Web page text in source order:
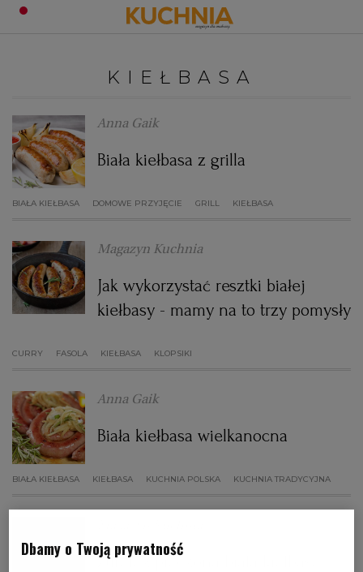
OBIADY
KOLACJE
DESERY
ZUPY
CIASTA
NAPOJE
DRÓB
HALLOWEEN
BOŻE NARODZENIE
KARNAWAŁ
WIELKANOC
WALENTYNKI
DOMOWE PRZYJĘCIE
KUCHNIE ŚWIATA
KUCHNIA WŁOSKA
KUCHNIA BRYTYJSKA
KUCHNIA AFRYKAŃSKA
KUCHNIA JAPOŃSKA
KUCHNIA CHIŃSKA
KUCHNIA PORTUGALSKA
DANIA SEZONOWE
PORADY
SZKOŁA GOTOWANIA
PORADY
ZAKUPY
ZDROWA DIETA
DIETA
FIT PRZEPISY
BEZ GLUTENU
DO POCZYTANIA
PODRÓŻE KULINARNE
KSIĄŻKI KULINARNE
NASZE SERWISY
BIELSKO-BIAŁA
MAGAZYNY
Zaloguj się
KIEŁBASA
Anna Gaik
Biała kiełbasa z grilla
BIAŁA KIEŁBASA DOMOWE PRZYJĘCIE GRILL KIEŁBASA
Magazyn Kuchnia
Jak wykorzystać resztki białej
kiełbasy - mamy na to trzy pomysły
CURRY FASOLA KIEŁBASA KLOPSIKI
Anna Gaik
Biała kiełbasa wielkanocna
BIAŁA KIEŁBASA KIEŁBASA KUCHNIA POLSKA KUCHNIA TRADYCYJNA
Żurek z pieczoną białą kiełbasą
Dbamy o Twoją prywatność